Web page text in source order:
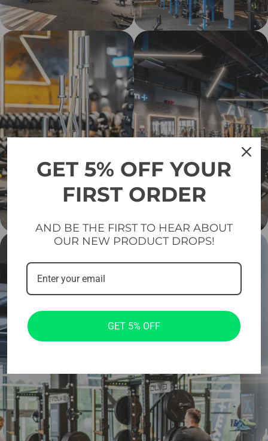
GET 5% OFF YOUR
FIRST ORDER
AND BE THE FIRST TO HEAR ABOUT
OUR NEW PRODUCT DROPS!
GET 5% OFF